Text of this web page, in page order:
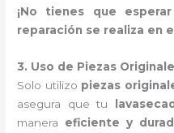
¡No tienes que
reparación se realiza en
3. Uso de Piezas
Solo utilizo piezas
asegura que tu
manera eficiente y